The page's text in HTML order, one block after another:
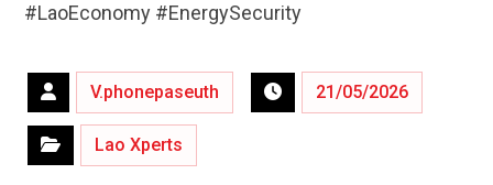
#LaoEconomy #EnergySecurity
V.phonepaseuth 21/05/2026
Lao Xperts